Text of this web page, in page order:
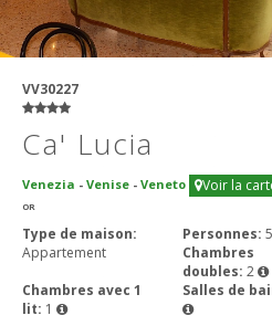
VV30227
Ca' Lucia
Venezia - Venise - Veneto Voir la
OR
Type de maison:
Appartement
Personnes: 5
Chambres
doubles: 2
Chambres avec 1
lit: 1
Salles de